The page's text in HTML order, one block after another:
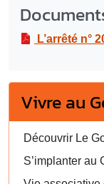
L’arrêté n° 2023 - 1822
Vivre au
Découvrir Le
S’implanter au